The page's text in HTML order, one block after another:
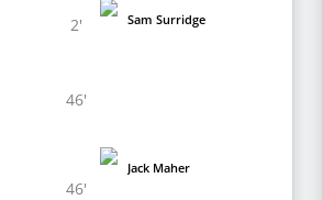
2' Sam Surridge
46'
46'
Jack Maher